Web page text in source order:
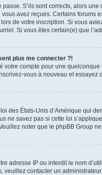
S’ils sont corrects, alors
avez reçues. Certains
de votre inscription. Si vous
Si vous êtes certain(e) que
plus me connecter ?!
votre compte pour une
vous à nouveau et
des États-Unis d’Amérique qui
ne savez pas si cette loi
noter que le phpBB Group
adresse IP ou interdit le nom
veuillez contacter un